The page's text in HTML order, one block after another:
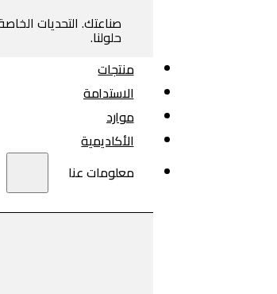
صناعتك. التحديات
حلولنا.
منتجات
الاستدامة
موارد
الأكاديمية
معلومات عنا